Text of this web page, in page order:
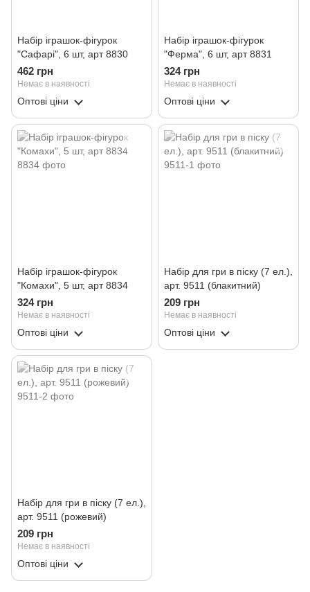
Набір іграшок-фігурок
"Сафарі", 6 шт, арт 8830
462 грн
Немає в наявності
Оптові ціни
Набір іграшок-фігурок
"Ферма", 6 шт, арт 8831
324 грн
Немає в наявності
Оптові ціни
Набір іграшок-фігурок
"Комахи", 5 шт, арт 8834
324 грн
Немає в наявності
Оптові ціни
Набір для гри в піску (7 ел.),
арт. 9511 (блакитний)
209 грн
Немає в наявності
Оптові ціни
Набір для гри в піску (7 ел.),
арт. 9511 (рожевий)
209 грн
Немає в наявності
Оптові ціни